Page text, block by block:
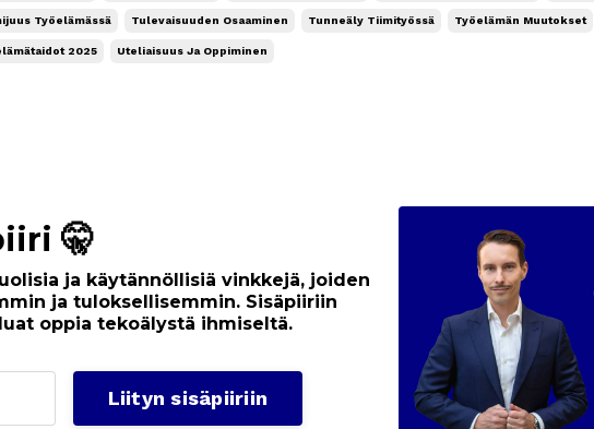
Työelämässä Tulevaisuuden Osaaminen Tunneäly Tiimityössä Työelämän Muutokset
2025 Uteliaisuus Ja Oppiminen
🤫
ja käytännöllisiä vinkkejä, joiden
ja tuloksellisemmin. Sisäpiiriin
oppia tekoälystä ihmiseltä.
Liityn sisäpiiriin